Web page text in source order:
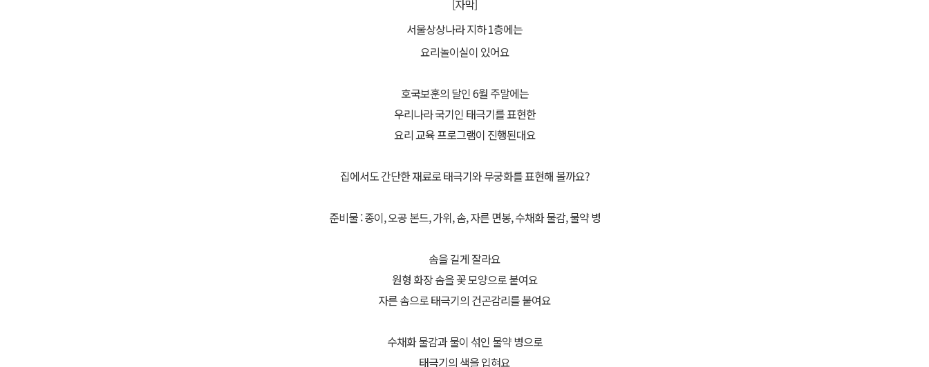
[자막]
서울상상나라 지하 1층에는
요리놀이실이 있어요
호국보훈의 달인 6월 주말에는
우리나라 국기인 태극기를 표현한
요리 교육 프로그램이 진행된대요
집에서도 간단한 재료로 태극기와 무궁화를 표현해 볼까요?
준비물 : 종이, 오공 본드, 가위, 솜, 자른 면봉, 수채화 물감, 물약 병
솜을 길게 잘라요
원형 화장 솜을 꽃 모양으로 붙여요
자른 솜으로 태극기의 건곤감리를 붙여요
수채화 물감과 물이 섞인 물약 병으로
태극기의 색을 입혀요